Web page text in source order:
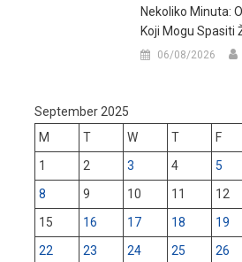
Nekoliko Minuta:
Koji Mogu Spasiti
06/08/2026
September 2025
M
T W T F
1
2 3 4 5
8
9 10 11 12
15
16 17 18 19
22
23 24 25 26